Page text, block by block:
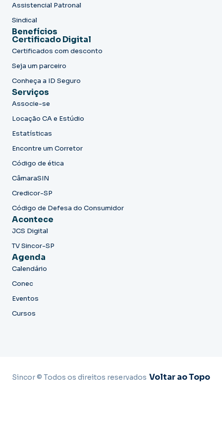
Assistencial Patronal
Sindical
Benefícios
Certificado Digital
Certificados com desconto
Seja um parceiro
Conheça a ID Seguro
Serviços
Associe-se
Locação CA e Estúdio
Estatísticas
Encontre um Corretor
Código de ética
CâmaraSIN
Credicor-SP
Código de Defesa do Consumidor
Acontece
JCS Digital
TV Sincor-SP
Agenda
Calendário
Conec
Eventos
Cursos
Sincor © Todos os direitos reservados Voltar ao Topo